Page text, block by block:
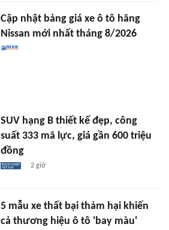
Cập nhật bảng giá xe ô tô hãng
Nissan mới nhất tháng 8/2026
SUV hạng B thiết kế đẹp, công
suất 333 mã lực, giá gần 600 triệu
đồng
2 giờ
5 mẫu xe thất bại thảm hại khiến
cả thương hiệu ô tô 'bay màu'